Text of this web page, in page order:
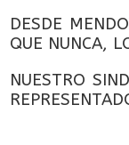
DESDE
QUE NUNCA,
NUESTRO